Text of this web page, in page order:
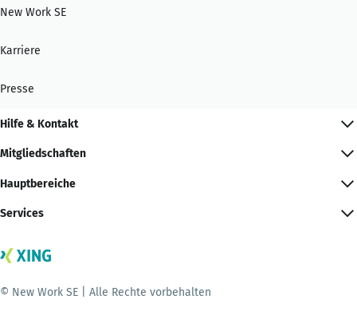
New Work SE
Karriere
Presse
Hilfe & Kontakt
Mitgliedschaften
Hauptbereiche
Services
© New Work SE | Alle Rechte vorbehalten